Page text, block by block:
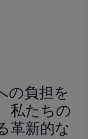
の負担を
私たちの
革新的な